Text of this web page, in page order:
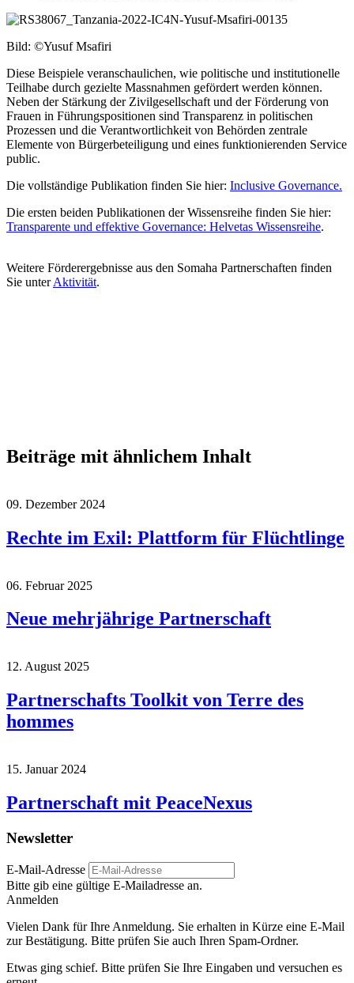
Bild: ©YusufMsafiri
Diese Beispiele veranschaulichen, wie politische und institutionelle
Teilhabe durch gezielte Massnahmen gefördert werden können.
Neben der Stärkung der Zivilgesellschaft und der Förderung von
Frauen in Führungspositionen sind Transparenz in politischen
Prozessen und die Verantwortlichkeit von Behörden zentrale
Elemente von Bürgerbeteiligung und eines funktionierenden Service
public.
Die vollständige Publikation finden Sie hier: Inclusive Governance.
Die ersten beiden Publikationen der Wissensreihe finden Sie hier:
Transparente und effektive Governance: Helvetas Wissensreihe.
Weitere Förderergebnisse aus den Somaha Partnerschaften finden
Sie unterAktivität.
Beiträge mit ähnlichem Inhalt
09. Dezember 2024
Rechte im Exil: Plattform für Flüchtlinge
06. Februar 2025
Neue mehrjährige Partnerschaft
12. August 2025
Partnerschafts Toolkit von Terre des
hommes
15. Januar 2024
Partnerschaft mit PeaceNexus
Newsletter
E-Mail-Adresse
Bitte gib eine gültige E-Mailadresse an.
Anmelden
Vielen Dank für Ihre Anmeldung. Sie erhalten in Kürze eine E-Mail
zur Bestätigung. Bitte prüfen Sie auch Ihren Spam-Ordner.
Etwas ging schief. Bitte prüfen Sie Ihre Eingaben und versuchen es